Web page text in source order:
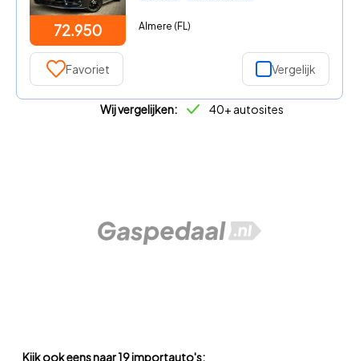
72.950 Almere (FL)
Favoriet Vergelijk
Wij vergelijken: 40+ autosites
Kijk ook eens naar 19 importauto's: